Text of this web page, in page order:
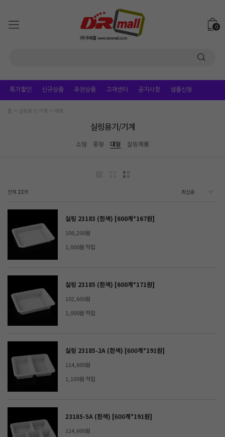
0
특가할인 신규상품 추천상품 고객센터 공지사항 샘플신청
홈 실링용기/기계 대형
실링용기/기계
소형 중형 대형 실링제품
전체 22개
실링 23183 (흰색) [600개*167원]
100,200원
1,000원 적립
실링 23185 (흰색) [600개*171원]
102,600원
1,000원 적립
실링 23185-2A (흰색) [600개*191원]
114,600원
1,100원 적립
23185-5A (흰색) [600개*191원]
114,600원